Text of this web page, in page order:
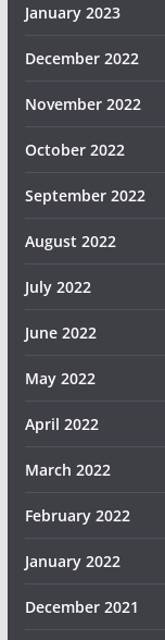
January 2023
December 2022
November 2022
October 2022
September 2022
August 2022
July 2022
June 2022
May 2022
April 2022
March 2022
February 2022
January 2022
December 2021